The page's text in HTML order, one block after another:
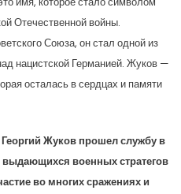
Отечественной войны.
Союза, он стал одной из
нацистской Германией. Жуков —
осталась в сердцах и памяти
Жуков прошел службу в
военных стратегов
во многих сражениях и